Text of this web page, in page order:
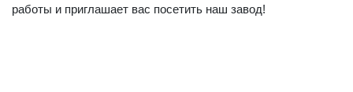
работы и приглашает вас посетить наш завод!